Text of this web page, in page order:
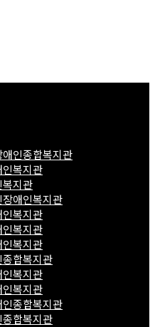
인종합복지관
복지관
복지관
애인복지관
복지관
복지관
복지관
합복지관
복지관
복지관
종합복지관
합복지관